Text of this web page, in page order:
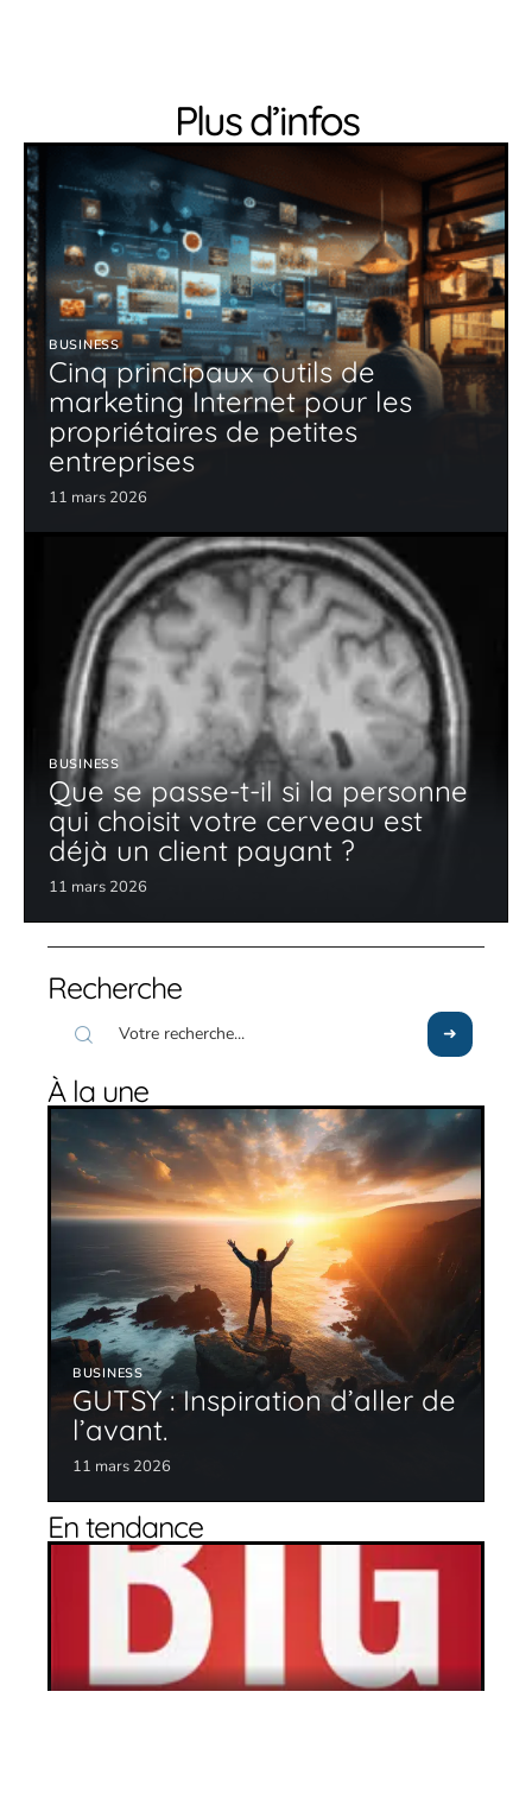
Plus d’infos
BUSINESS
Cinq principaux outils de
marketing Internet pour les
propriétaires de petites
entreprises
11 mars 2026
BUSINESS
Que se passe-t-il si la personne
qui choisit votre cerveau est
déjà un client payant ?
11 mars 2026
Recherche
À la une
BUSINESS
GUTSY : Inspiration d’aller de
l’avant.
11 mars 2026
En tendance
La voie du succès